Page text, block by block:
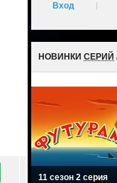
Вход
НОВИНКИ СЕРИЙ
11 сезон 2 серия